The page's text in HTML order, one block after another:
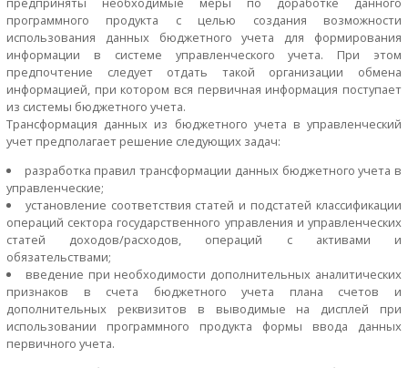
программного продукта с целью создания возможности
использования данных бюджетного учета для формирования
информации в системе управленческого учета. При этом
предпочтение следует отдать такой организации обмена
информацией, при котором вся первичная информация поступает
из системы бюджетного учета.
Трансформация данных из бюджетного учета в управленческий
учет предполагает решение следующих задач:
разработка правил трансформации данных бюджетного учета в
управленческие;
установление соответствия статей и подстатей классификации
операций сектора государственного управления и управленческих
статей доходов/расходов, операций с активами и
обязательствами;
введение при необходимости дополнительных аналитических
признаков в счета бюджетного учета плана счетов и
дополнительных реквизитов в выводимые на дисплей при
использовании программного продукта формы ввода данных
первичного учета.